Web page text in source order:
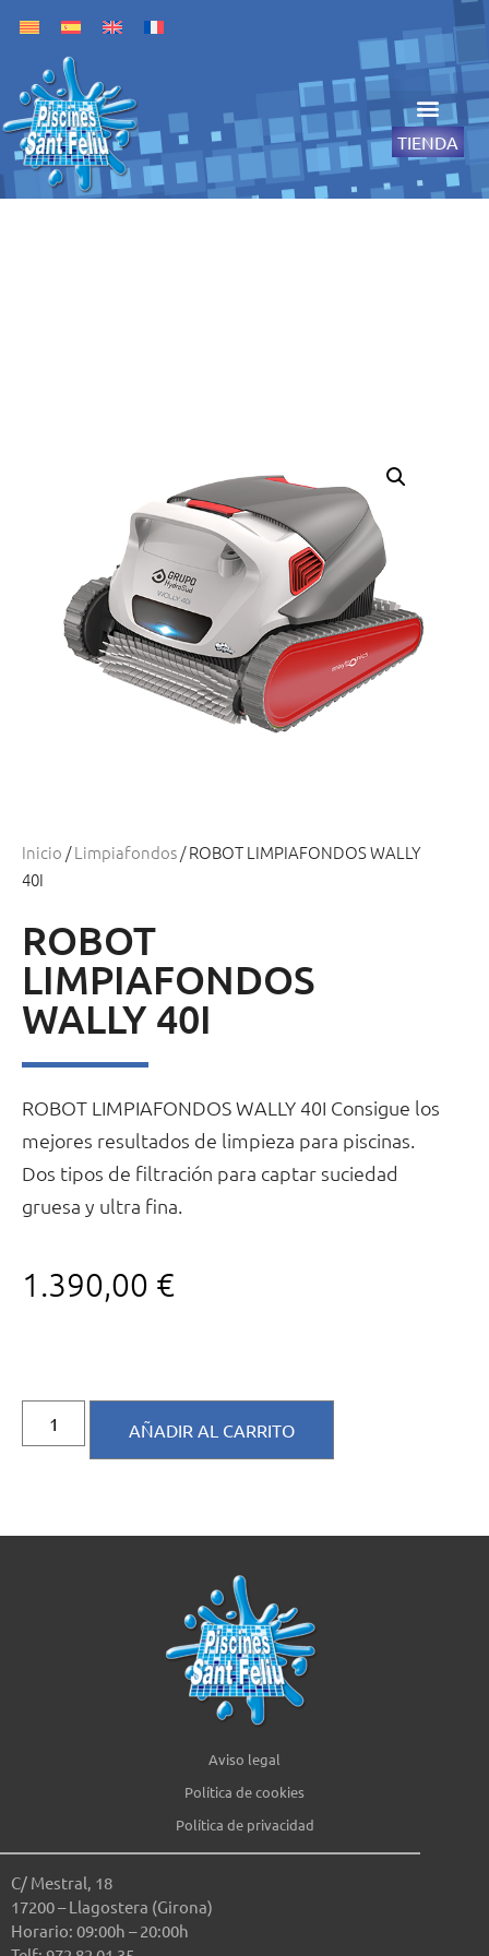
TIENDA
Inicio /Limpiafondos/ ROBOT LIMPIAFONDOS WALLY
40I
ROBOT
LIMPIAFONDOS
WALLY 40I
ROBOT LIMPIAFONDOS WALLY 40I Consigue los
mejores resultados de limpieza para piscinas.
Dos tipos de filtración para captar suciedad
gruesa y ultra fina.
1.390,00 €
AÑADIR AL CARRITO
Aviso legal
Política de cookies
Política de privacidad
C/ Mestral, 18
17200 – Llagostera (Girona)
Horario: 09:00h – 20:00h